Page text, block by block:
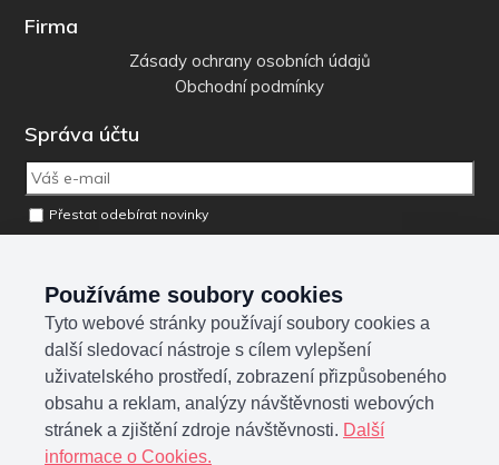
Firma
Zásady ochrany osobních údajů
Obchodní podmínky
Správa účtu
Přestat odebírat novinky
Sociální sítě
Používáme soubory cookies
Tyto webové stránky používají soubory cookies a
další sledovací nástroje s cílem vylepšení
uživatelského prostředí, zobrazení přizpůsobeného
obsahu a reklam, analýzy návštěvnosti webových
stránek a zjištění zdroje návštěvnosti. Další
informace o Cookies.